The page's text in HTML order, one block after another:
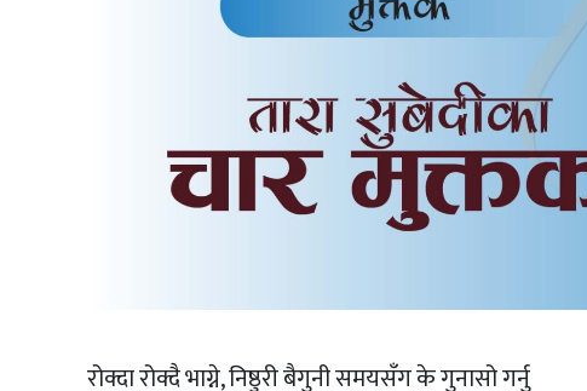
रोक्दा रोक्दै भाग्ने, निष्ठुरी बैगुनी समयसँग के गुनासो गर्नु